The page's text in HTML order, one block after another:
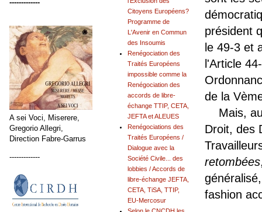
président
le 49-3 et
l'Article
de la
Mais, au
Droit, des
retombées
fashion
Citoyens Européens?
Programme de
L'Avenir en Commun
des Insoumis
Renégociation des
Traités Européens
impossible comme la
Renégociation des
accords de libre-
échange TTIP, CETA,
JEFTA et ALEUES
Renégociations des
Traités Européens /
Dialogue avec la
Société Civile... des
lobbies / Accords de
libre-échange JEFTA,
CETA, TiSA, TTIP,
EU-Mercosur
-------------
A sei Voci, Miserere,
Gregorio Allegri,
Direction Fabre-Garrus
-------------